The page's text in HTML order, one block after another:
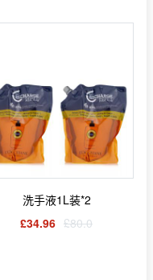
洗手液1L装*2
£34.96 £80.0